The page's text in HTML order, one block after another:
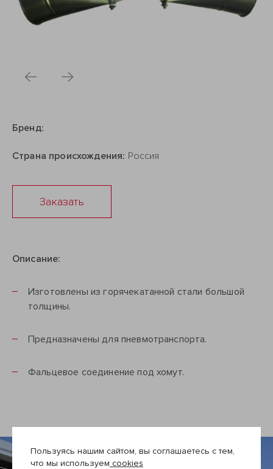
Пользуясь нашим сайтом, вы соглашаетесь с тем,
что мы используем cookies
Бренд:
Страна происхождения: Россия
Заказать
Описание:
Изготовлены из горячекатанной стали большой
толщины.
Предназначены для пневмотранспорта.
Фальцевое соединение под хомут.